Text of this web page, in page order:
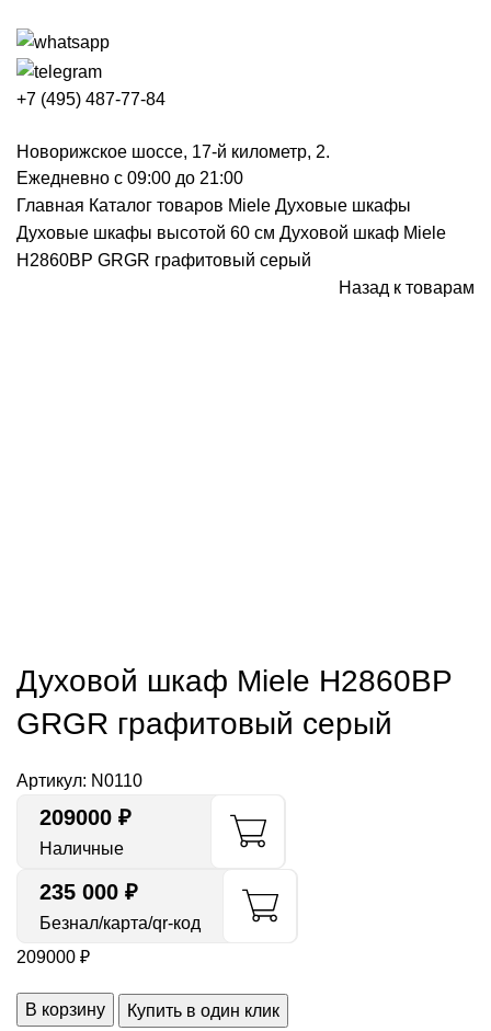
+7 (495) 487-77-84
Новорижское шоссе, 17-й километр, 2.
Ежедневно с 09:00 до 21:00
Главная Каталог товаров Miele Духовые шкафы
Духовые шкафы высотой 60 см Духовой шкаф Miele
H2860BP GRGR графитовый серый
Назад к товарам
Духовой шкаф Miele H2860BP
GRGR графитовый серый
Артикул: N0110
209000 ₽
Наличные
235 000 ₽
Безнал/карта/qr-код
209000 ₽
В корзину
Купить в один клик